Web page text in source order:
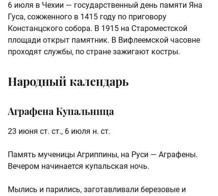
6 июля в Чехии — государственный день памяти Яна
Гуса, сожженного в 1415 году по приговору
Констанцского собора. В 1915 на Староместской
площади открыт памятник. В Вифлеемской часовне
проходят службы, по стране зажигают костры.
Народный календарь
Аграфена Купальница
23 июня ст. ст., 6 июля н. ст.
Память мученицы Агриппины, на Руси — Аграфены.
Вечером начинается купальская ночь.
Мылись и парились, заготавливали березовые и